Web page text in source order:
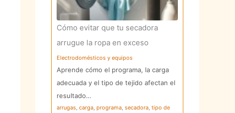
Cómo evitar que tu secadora
arrugue la ropa en exceso
Electrodomésticos y equipos
Aprende cómo el programa, la carga
adecuada y el tipo de tejido afectan el
resultado…
arrugas, carga, programa, secadora, tipo de